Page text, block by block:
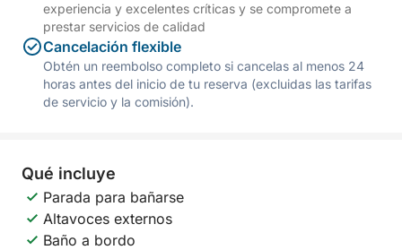
experiencia y excelentes críticas y se compromete a
prestar servicios de calidad
Cancelación flexible
Obtén un reembolso completo si cancelas al menos 24
horas antes del inicio de tu reserva (excluidas las tarifas
de servicio y la comisión).
Qué incluye
Parada para bañarse
Altavoces externos
Baño a bordo